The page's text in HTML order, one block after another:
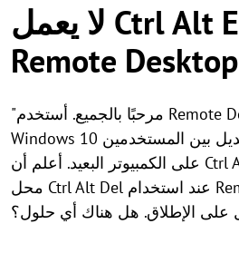
لا يعمل Ctrl Alt End على
Remote Desktop
"مرحبًا بالجميع. أستخدم Remote Desktop على جهاز
Windows 10 الخاص بي وأريد التبديل بين المستخدمين
على الكمبيوتر البعيد. أعلم أن Ctrl Alt End يجب أن يحل
محل Ctrl Alt Del عند استخدام Remote Desktop، ولكنه لا